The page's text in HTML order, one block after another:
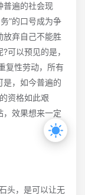
普遍的社会现
”的口号成为争
放弃自己不能胜
可以预见的是，
复性劳动，所有
是，如今普遍的
资格如此艰
，效果想来一定
头，是可以让无